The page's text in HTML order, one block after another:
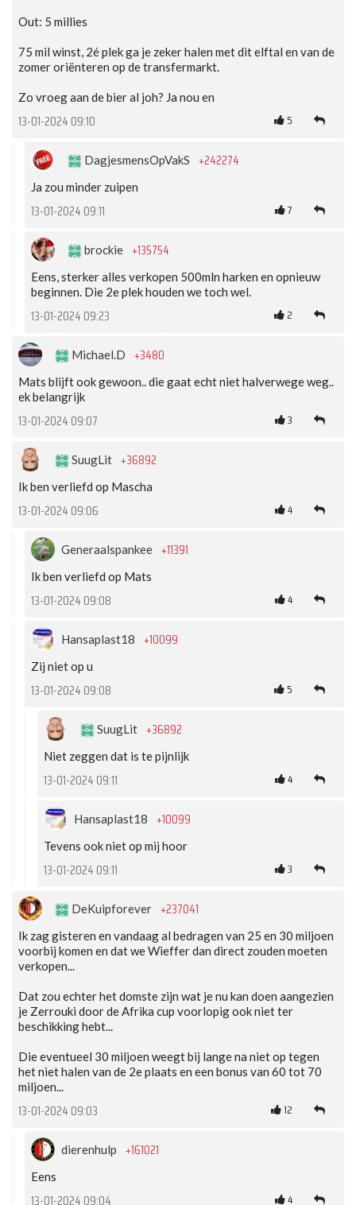
Out: 5 millies
75 mil winst, 2é plek ga je zeker halen met dit elftal en van de
zomer oriënteren op de transfermarkt.
Zo vroeg aan de bier al joh? Ja nou en
13-01-2024 09:10 5
DagjesmensOpVakS +242274
Ja zou minder zuipen
13-01-2024 09:11 7
brockie +135754
Eens, sterker alles verkopen 500mln harken en opnieuw
beginnen. Die 2e plek houden we toch wel.
13-01-2024 09:23 2
Michael.D +3480
Mats blijft ook gewoon.. die gaat echt niet halverwege weg..
ek belangrijk
13-01-2024 09:07 3
SuugLit +36892
Ik ben verliefd op Mascha
13-01-2024 09:06 4
Generaalspankee +11391
Ik ben verliefd op Mats
13-01-2024 09:08 4
Hansaplast18 +10099
Zij niet op u
13-01-2024 09:08 5
SuugLit +36892
Niet zeggen dat is te pijnlijk
13-01-2024 09:11 4
Hansaplast18 +10099
Tevens ook niet op mij hoor
13-01-2024 09:11 3
DeKuipforever +237041
Ik zag gisteren en vandaag al bedragen van 25 en 30 miljoen
voorbij komen en dat we Wieffer dan direct zouden moeten
verkopen...
Dat zou echter het domste zijn wat je nu kan doen aangezien
je Zerrouki door de Afrika cup voorlopig ook niet ter
beschikking hebt...
Die eventueel 30 miljoen weegt bij lange na niet op tegen
het niet halen van de 2e plaats en een bonus van 60 tot 70
miljoen...
13-01-2024 09:03 12
dierenhulp +161021
Eens
13-01-2024 09:04 4